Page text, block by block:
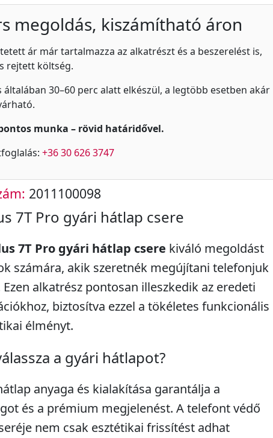
megoldás, kiszámítható áron
ár már tartalmazza az alkatrészt és a beszerelést is,
rejtett költség.
általában 30–60 perc alatt elkészül, a legtöbb esetben akár
munka – rövid határidővel.
+36 30 626 3747
2011100098
7T Pro gyári hátlap csere
7T Pro gyári hátlap csere kiváló megoldást
számára, akik szeretnék megújítani telefonjuk
alkatrész pontosan illeszkedik az eredeti
biztosítva ezzel a tökéletes funkcionális
élményt.
a gyári hátlapot?
anyaga és kialakítása garantálja a
és a prémium megjelenést. A telefont védő
nem csak esztétikai frissítést adhat